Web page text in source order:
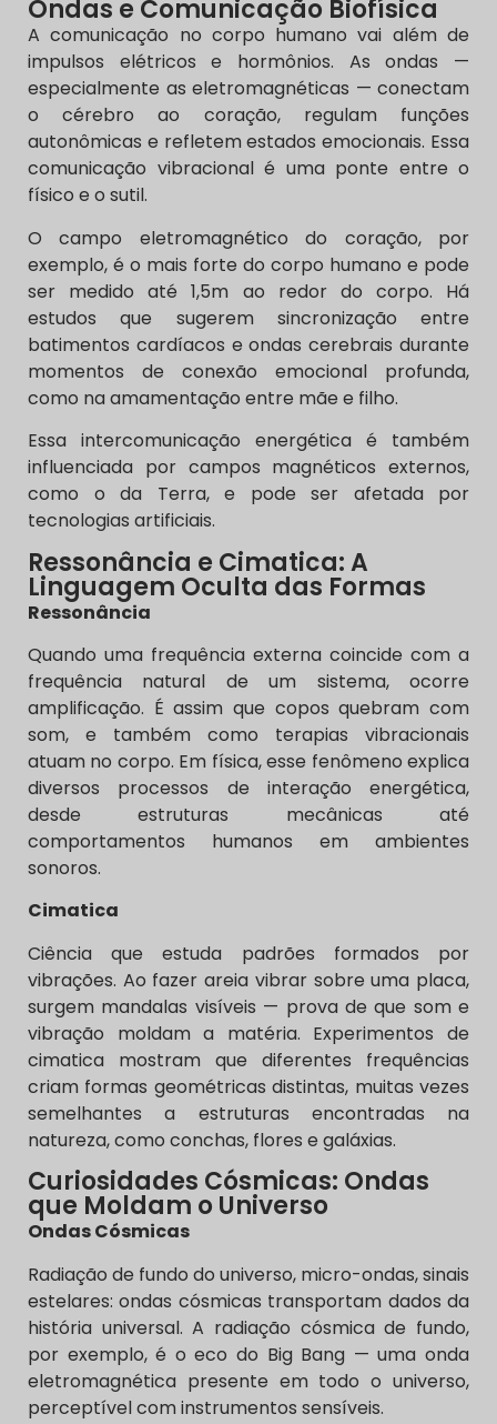
Ondas e Comunicação Biofísica
A comunicação no corpo humano vai além de
impulsos elétricos e hormônios. As ondas —
especialmente as eletromagnéticas — conectam
o cérebro ao coração, regulam funções
autonômicas e refletem estados emocionais. Essa
comunicação vibracional é uma ponte entre o
físico e o sutil.
O campo eletromagnético do coração, por
exemplo, é o mais forte do corpo humano e pode
ser medido até 1,5m ao redor do corpo. Há
estudos que sugerem sincronização entre
batimentos cardíacos e ondas cerebrais durante
momentos de conexão emocional profunda,
como na amamentação entre mãe e filho.
Essa intercomunicação energética é também
influenciada por campos magnéticos externos,
como o da Terra, e pode ser afetada por
tecnologias artificiais.
Ressonância e Cimatica: A
Linguagem Oculta das Formas
Ressonância
Quando uma frequência externa coincide com a
frequência natural de um sistema, ocorre
amplificação. É assim que copos quebram com
som, e também como terapias vibracionais
atuam no corpo. Em física, esse fenômeno explica
diversos processos de interação energética,
desde estruturas mecânicas até
comportamentos humanos em ambientes
sonoros.
Cimatica
Ciência que estuda padrões formados por
vibrações. Ao fazer areia vibrar sobre uma placa,
surgem mandalas visíveis — prova de que som e
vibração moldam a matéria. Experimentos de
cimatica mostram que diferentes frequências
criam formas geométricas distintas, muitas vezes
semelhantes a estruturas encontradas na
natureza, como conchas, flores e galáxias.
Curiosidades Cósmicas: Ondas
que Moldam o Universo
Ondas Cósmicas
Radiação de fundo do universo, micro-ondas, sinais
estelares: ondas cósmicas transportam dados da
história universal. A radiação cósmica de fundo,
por exemplo, é o eco do Big Bang — uma onda
eletromagnética presente em todo o universo,
perceptível com instrumentos sensíveis.